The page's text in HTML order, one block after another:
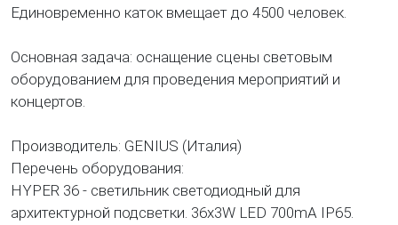
Единовременно каток вмещает до 4500 человек.
Основная задача: оснащение сцены световым
оборудованием для проведения мероприятий и
концертов.
Производитель: GENIUS (Италия)
Перечень оборудования:
HYPER 36 - светильник светодиодный для
архитектурной подсветки. 36х3W LED 700mA IP65.